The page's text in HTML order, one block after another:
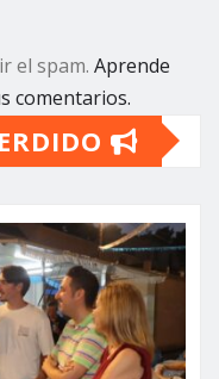
el spam. Aprende
comentarios.